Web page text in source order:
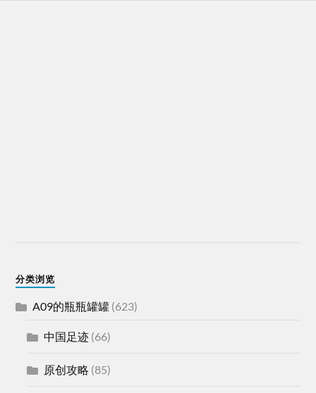
分类浏览
A09的瓶瓶罐罐 (623)
中国足迹 (66)
原创攻略 (85)